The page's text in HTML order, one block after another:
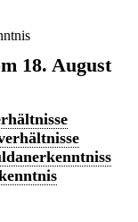
18. August